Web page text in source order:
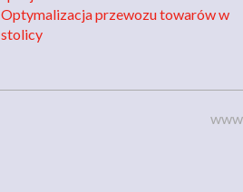
Optymalizacja przewozu towarów w
stolicy